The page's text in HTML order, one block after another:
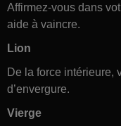
Affirmez-vous dans
aide à vaincre.
Lion
De la force intérieure,
d’envergure.
Vierge